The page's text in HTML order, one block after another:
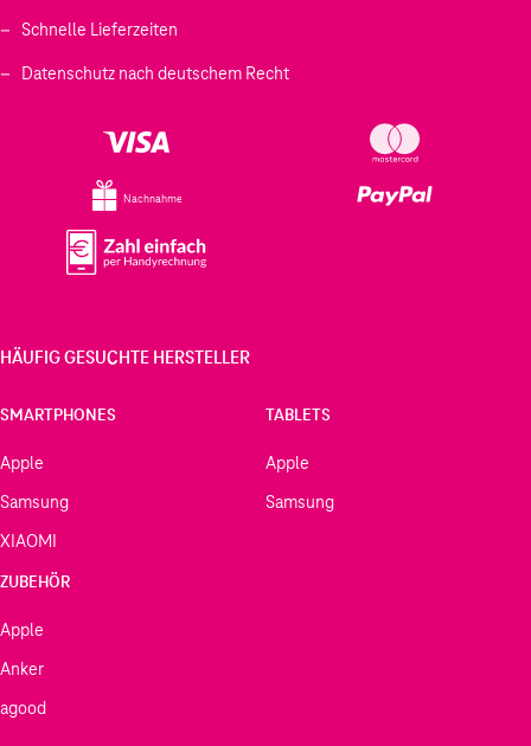
Schnelle Lieferzeiten
Datenschutz nach deutschem Recht
Nachnahme
HÄUFIG GESUCHTE HERSTELLER
SMARTPHONES
Apple
Samsung
XIAOMI
TABLETS
Apple
Samsung
ZUBEHÖR
Apple
Anker
agood